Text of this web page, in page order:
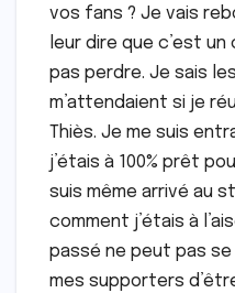
vos fans ? Je vais
leur dire que c’est
pas perdre. Je sais
m’attendaient si je
Thiès. Je me suis
j’étais à 100% prêt
suis même arrivé au
comment j’étais à
passé ne peut pas
mes supporters